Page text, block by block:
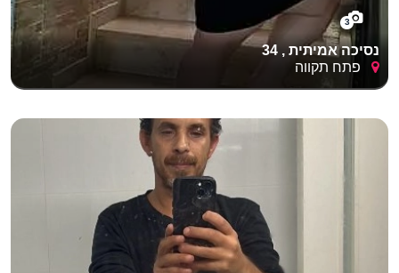
3
נסיכה אמיתית , 34
פתח תקווה